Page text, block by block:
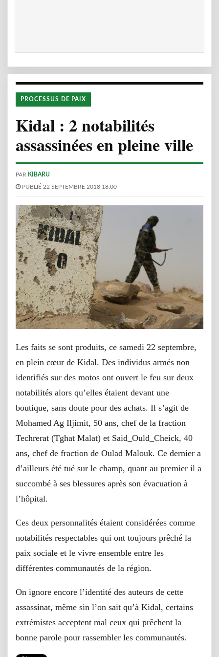
PROCESSUS DE PAIX
Kidal : 2 notabilités
assassinées en pleine ville
PAR KIBARU
PUBLIÉ 22 SEPTEMBRE 2018 18:00
Les faits se sont produits, ce samedi 22 septembre,
en plein cœur de Kidal. Des individus armés non
identifiés sur des motos ont ouvert le feu sur deux
notabilités alors qu’elles étaient devant une
boutique, sans doute pour des achats. Il s’agit de
Mohamed Ag Iljimit, 50 ans, chef de la fraction
Techrerat (Tghat Malat) et Said_Ould_Cheick, 40
ans, chef de fraction de Oulad Malouk. Ce dernier a
d’ailleurs été tué sur le champ, quant au premier il a
succombé à ses blessures après son évacuation à
l’hôpital.
Ces deux personnalités étaient considérées comme
notabilités respectables qui ont toujours prêché la
paix sociale et le vivre ensemble entre les
différentes communautés de la région.
On ignore encore l’identité des auteurs de cette
assassinat, même sin l’on sait qu’à Kidal, certains
extrémistes acceptent mal ceux qui prêchent la
bonne parole pour rassembler les communautés.